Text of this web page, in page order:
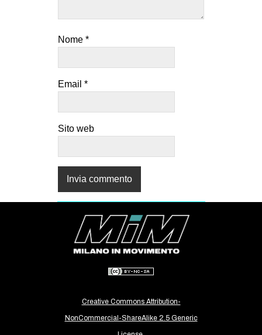
Nome *
Email *
Sito web
Creative Commons Attribution-
NonCommercial-ShareAlike 2.5 Generic